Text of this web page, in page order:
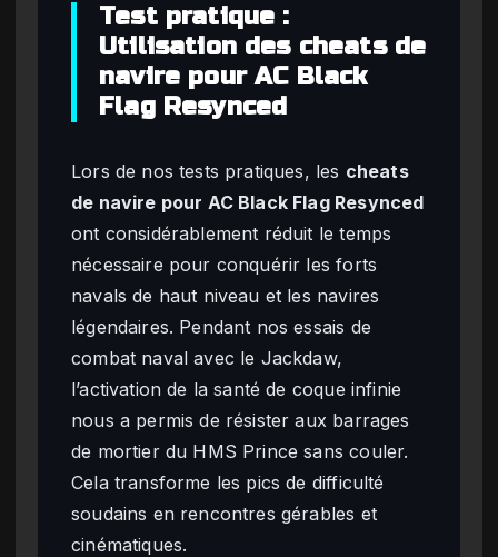
Test pratique :
Utilisation des cheats de
navire pour AC Black
Flag Resynced
Lors de nos tests pratiques, les cheats
de navire pour AC Black Flag Resynced
ont considérablement réduit le temps
nécessaire pour conquérir les forts
navals de haut niveau et les navires
légendaires. Pendant nos essais de
combat naval avec le Jackdaw,
l’activation de la santé de coque infinie
nous a permis de résister aux barrages
de mortier du HMS Prince sans couler.
Cela transforme les pics de difficulté
soudains en rencontres gérables et
cinématiques.